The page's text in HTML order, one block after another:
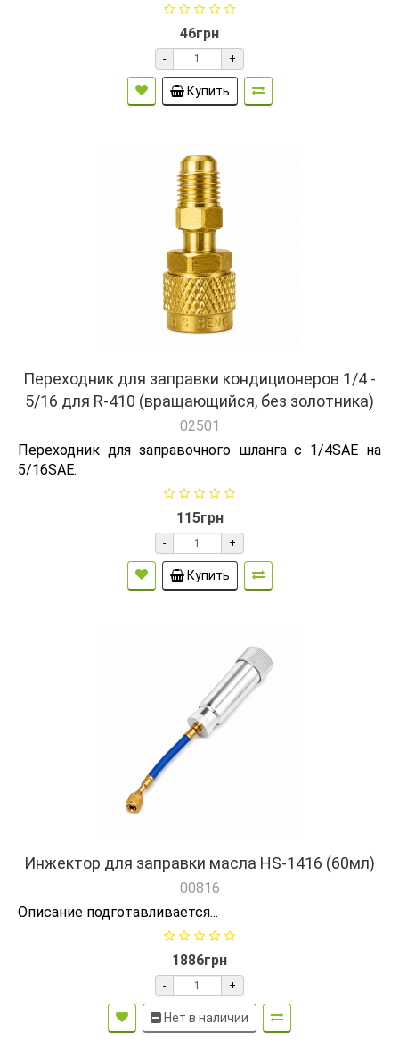
46грн
- +
Купить
Переходник для заправки кондиционеров 1/4 -
5/16 для R-410 (вращающийся, без золотника)
02501
Переходник для заправочного шланга с 1/4SAE на
5/16SAE.
115грн
- +
Купить
Инжектор для заправки масла HS-1416 (60мл)
00816
Описание подготавливается...
1886грн
- +
Нет в наличии